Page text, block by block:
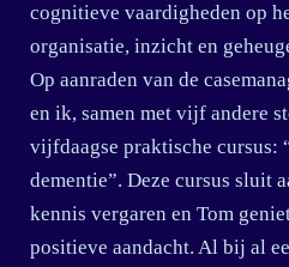
cognitieve vaardigheden op
organisatie, inzicht en
Op aanraden van de
en ik, samen met vijf andere
vijfdaagse praktische cursus:
dementie”. Deze cursus sluit
kennis vergaren en Tom
positieve aandacht. Al bij al